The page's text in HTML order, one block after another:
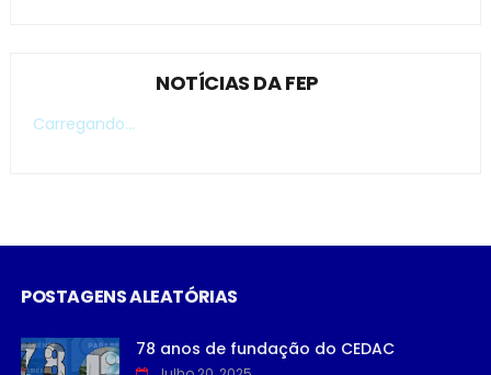
NOTÍCIAS DA FEP
Carregando...
POSTAGENS ALEATÓRIAS
78 anos de fundação do CEDAC